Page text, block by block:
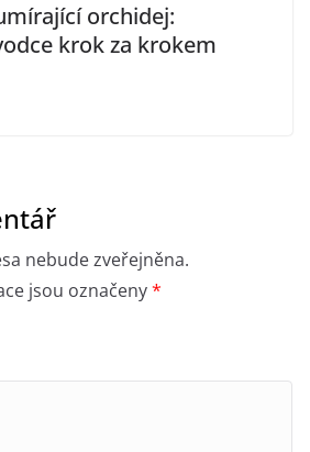
orchidej:
krok za krokem
nebude zveřejněna.
jsou označeny*